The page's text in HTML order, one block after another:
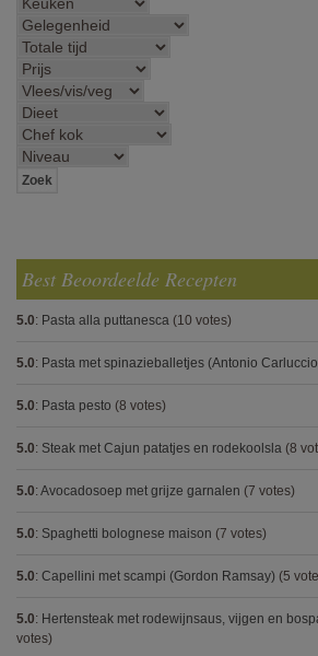
Best Beoordeelde Recepten
5.0: Pasta alla puttanesca (10 votes)
5.0: Pasta met spinazieballetjes (Antonio
5.0: Pasta pesto (8 votes)
5.0: Steak met Cajun patatjes en rodekoolsla (8
5.0: Avocadosoep met grijze garnalen (7 votes)
5.0: Spaghetti bolognese maison (7 votes)
5.0: Capellini met scampi (Gordon Ramsay) (5
5.0: Hertensteak met rodewijnsaus, vijgen en
votes)